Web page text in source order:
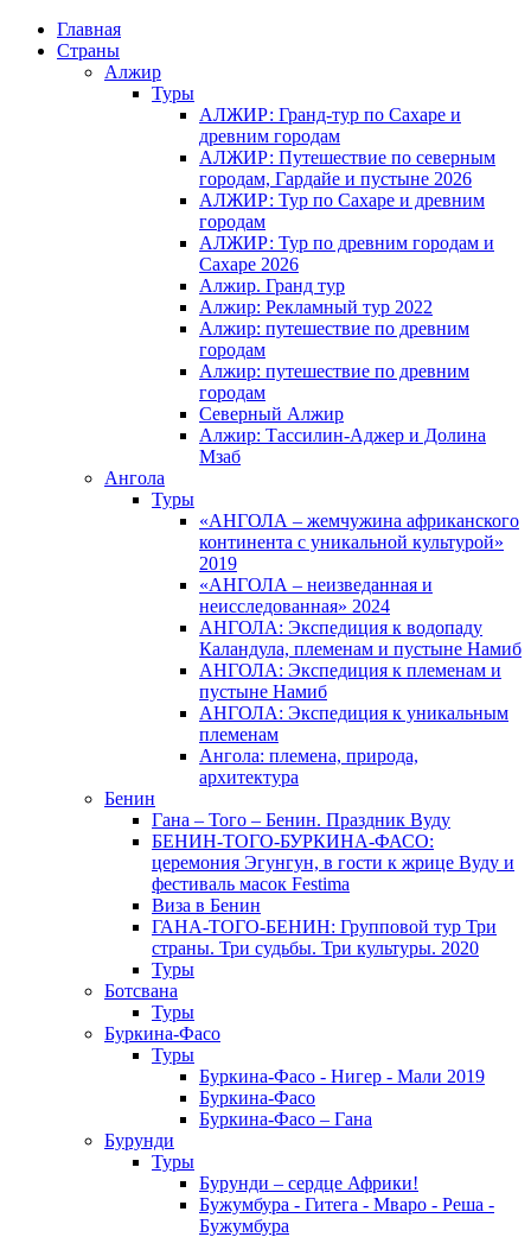
Главная
Страны
Алжир
Туры
АЛЖИР: Гранд-тур по Сахаре и
древним городам
АЛЖИР: Путешествие по северным
городам, Гардайе и пустыне 2026
АЛЖИР: Тур по Сахаре и древним
городам
АЛЖИР: Тур по древним городам и
Сахаре 2026
Алжир. Гранд тур
Алжир: Рекламный тур 2022
Алжир: путешествие по древним
городам
Алжир: путешествие по древним
городам
Северный Алжир
Алжир: Тассилин-Аджер и Долина
Мзаб
Ангола
Туры
«АНГОЛА – жемчужина африканского
континента с уникальной культурой»
2019
«АНГОЛА – неизведанная и
неисследованная» 2024
АНГОЛА: Экспедиция к водопаду
Каландула, племенам и пустыне Намиб
АНГОЛА: Экспедиция к племенам и
пустыне Намиб
АНГОЛА: Экспедиция к уникальным
племенам
Ангола: племена, природа,
архитектура
Бенин
Гана – Того – Бенин. Праздник Вуду
БЕНИН-ТОГО-БУРКИНА-ФАСО:
церемония Эгунгун, в гости к жрице Вуду и
фестиваль масок Festima
Виза в Бенин
ГАНА-ТОГО-БЕНИН: Групповой тур Три
страны. Три судьбы. Три культуры. 2020
Туры
Ботсвана
Туры
Буркина-Фасо
Туры
Буркина-Фасо - Нигер - Мали 2019
Буркина-Фасо
Буркина-Фасо – Гана
Бурунди
Туры
Бурунди – сердце Африки!
Бужумбура - Гитега - Мваро - Реша -
Бужумбура